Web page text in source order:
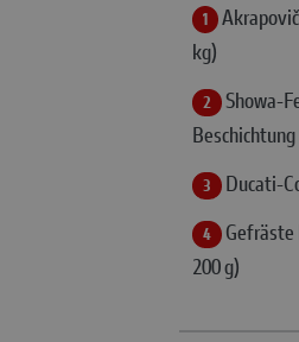
1
kg)
2 Showa-
3 Ducati-
4 Gefräste
200 g)